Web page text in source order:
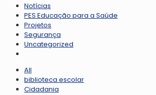
Notícias
PES Educação para a Saúde
Projetos
Segurança
Uncategorized
All
biblioteca escolar
Cidadania